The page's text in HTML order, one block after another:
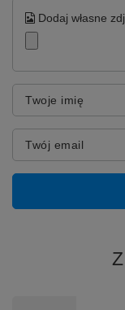
Dodaj własne
Twoje imię
Twój email